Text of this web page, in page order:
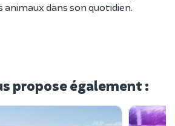
animaux dans son quotidien.
propose également :